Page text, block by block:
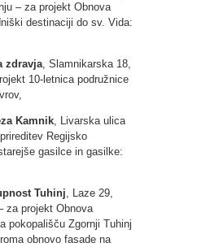
– za projekt Obnova
destinaciji do sv. Vida:
zdravja, Slamnikarska 18,
10-letnica podružnice
Kamnik, Livarska ulica
Regijsko
gasilce in gasilke:
Tuhinj, Laze 29,
za projekt Obnova
pokopališču Zgornji Tuhinj
obnovo fasade na